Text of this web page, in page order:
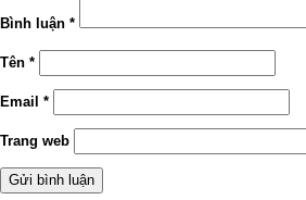
Bình luận *
Tên *
Email *
Trang web